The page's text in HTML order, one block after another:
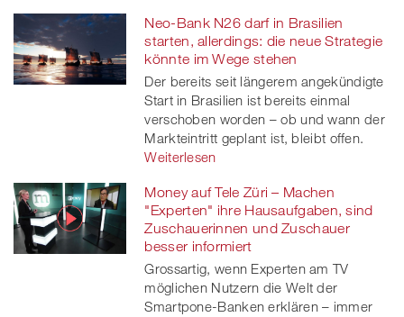
Neo-Bank N26 darf in Brasilien
starten, allerdings: die neue Strategie
könnte im Wege stehen
Der bereits seit längerem angekündigte
Start in Brasilien ist bereits einmal
verschoben worden – ob und wann der
Markteintritt geplant ist, bleibt offen.
Weiterlesen
Money auf Tele Züri – Machen
"Experten" ihre Hausaufgaben, sind
Zuschauerinnen und Zuschauer
besser informiert
Grossartig, wenn Experten am TV
möglichen Nutzern die Welt der
Smartpone-Banken erklären – immer